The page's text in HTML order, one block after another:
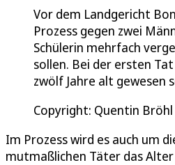
Vor dem Landgericht
Prozess gegen zwei
Schülerin mehrfach
sollen. Bei der ersten
zwölf Jahre alt gewesen
Copyright: Quentin Bröhl
Im Prozess wird es auch um
mutmaßlichen Täter das